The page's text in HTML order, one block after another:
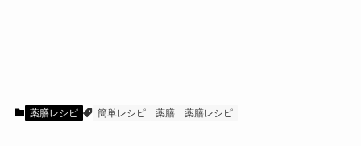
薬膳レシピ 簡単レシピ 薬膳 薬膳レシピ